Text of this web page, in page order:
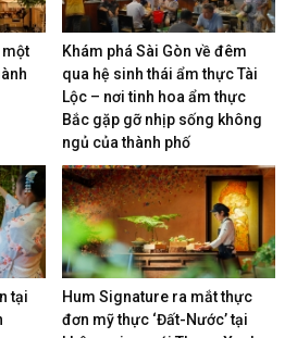
một
Khám phá Sài Gòn về đêm
qua hệ sinh thái ẩm thực Tài
Lộc – nơi tinh hoa ẩm thực
Bắc gặp gỡ nhịp sống không
ngủ của thành phố
tại
Hum Signature ra mắt thực
đơn mỹ thực ‘Đất-Nước’ tại